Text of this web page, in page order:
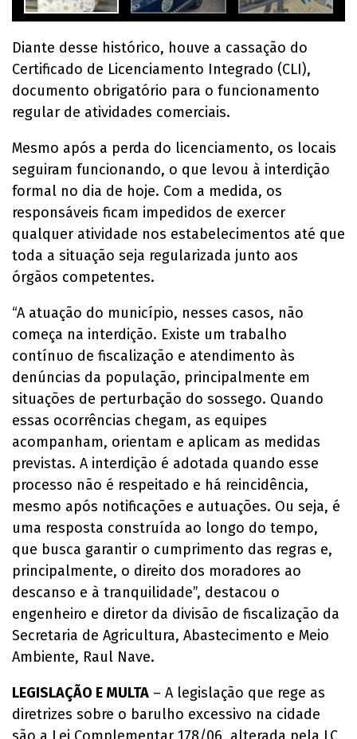
Diante desse histórico, houve a cassação do
Certificado de Licenciamento Integrado (CLI),
documento obrigatório para o funcionamento
regular de atividades comerciais.
Mesmo após a perda do licenciamento, os locais
seguiram funcionando, o que levou à interdição
formal no dia de hoje. Com a medida, os
responsáveis ficam impedidos de exercer
qualquer atividade nos estabelecimentos até que
toda a situação seja regularizada junto aos
órgãos competentes.
“A atuação do município, nesses casos, não
começa na interdição. Existe um trabalho
contínuo de fiscalização e atendimento às
denúncias da população, principalmente em
situações de perturbação do sossego. Quando
essas ocorrências chegam, as equipes
acompanham, orientam e aplicam as medidas
previstas. A interdição é adotada quando esse
processo não é respeitado e há reincidência,
mesmo após notificações e autuações. Ou seja, é
uma resposta construída ao longo do tempo,
que busca garantir o cumprimento das regras e,
principalmente, o direito dos moradores ao
descanso e à tranquilidade”, destacou o
engenheiro e diretor da divisão de fiscalização da
Secretaria de Agricultura, Abastecimento e Meio
Ambiente, Raul Nave.
LEGISLAÇÃO E MULTA – A legislação que rege as
diretrizes sobre o barulho excessivo na cidade